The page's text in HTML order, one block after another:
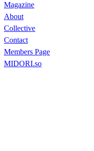
Magazine
About
Collective
Contact
Members Page
MIDORI.so